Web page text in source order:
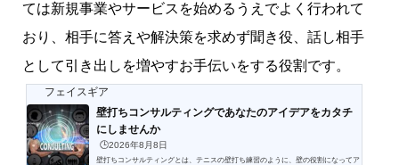
ては新規事業やサービスを始めるうえでよく行われて
おり、相手に答えや解決策を求めず聞き役、話し相手
として引き出しを増やすお手伝いをする役割です。
フェイスギア
壁打ちコンサルティングであなたのアイデアをカタチ
にしませんか
🕒️2026年8月8日
壁打ちコンサルティングとは、テニスの壁打ち練習のように、壁の役割になってア